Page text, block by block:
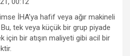
İHA’ya hafif veya ağır makineli
tek veya küçük bir grup piyade
için bir atışın maliyeti gibi acil bir